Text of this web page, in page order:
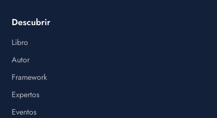
Descubrir
Libro
Autor
Framework
Expertos
Eventos